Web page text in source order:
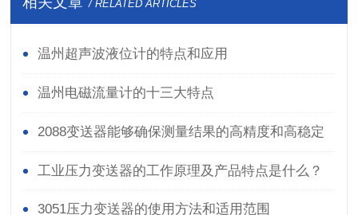
/ RELATED ARTICLES
温州超声波液位计的特点和应用
温州电磁流量计的十三大特点
2088变送器能够确保测量结果的高精度和高稳定
性 工业压力变送器的工作原理及产品特点是什么？
3051压力变送器的使用方法和适用范围